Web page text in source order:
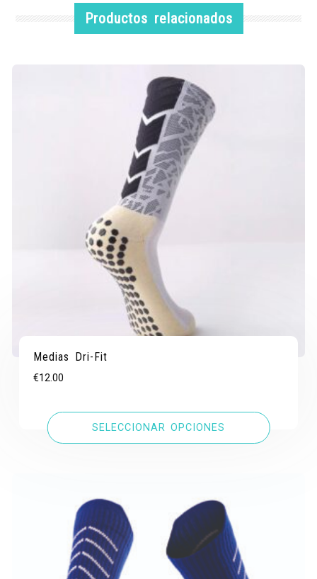
Productos relacionados
Medias Dri-Fit
€12.00
SELECCIONAR OPCIONES